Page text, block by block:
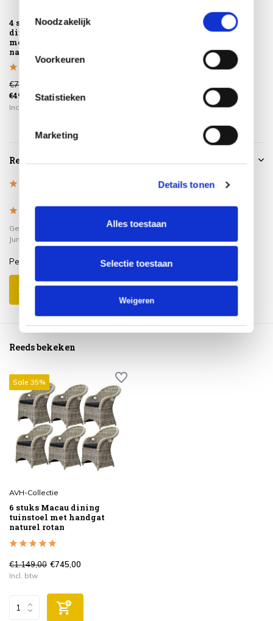
Noodzakelijk
Voorkeuren
Statistieken
Marketing
Details tonen
Alles toestaan
Selectie toestaan
Weigeren
4 stuks Macau
dining tuinstoel
met handgat
naturel...
€779,00
€495,00
Incl. btw
Reviews
Gepost door: Samira Azmaniop 20
Juni 2023
Perfect
Schrijf je eigen review
Reeds bekeken
Sale 35%
AVH-Collectie
6 stuks Macau dining
tuinstoel met handgat
naturel rotan
€1.149,00 €745,00
Incl. btw